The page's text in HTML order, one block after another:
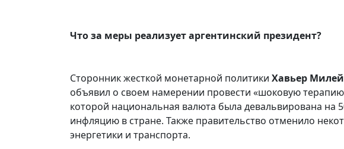
Что за меры реализует аргентинский президент?
Сторонник жесткой монетарной политики Хавьер Милей
объявил о своем намерении провести «шоковую
которой национальная валюта была девальвирована на
инфляцию в стране. Также правительство отменило
энергетики и транспорта.